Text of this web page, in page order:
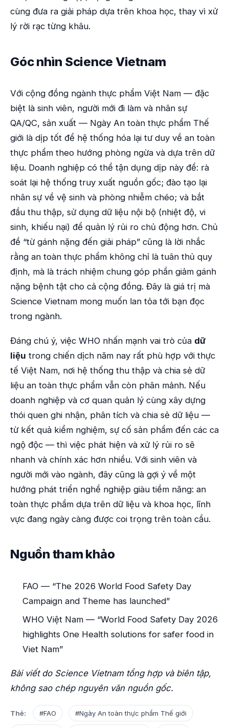
cùng đưa ra giải pháp dựa trên khoa học, thay vì xử
lý rời rạc từng khâu.
Góc nhìn Science Vietnam
Với cộng đồng ngành thực phẩm Việt Nam — đặc
biệt là sinh viên, người mới đi làm và nhân sự
QA/QC, sản xuất — Ngày An toàn thực phẩm Thế
giới là dịp tốt để hệ thống hóa lại tư duy về an toàn
thực phẩm theo hướng phòng ngừa và dựa trên dữ
liệu. Doanh nghiệp có thể tận dụng dịp này để: rà
soát lại hệ thống truy xuất nguồn gốc; đào tạo lại
nhân sự về vệ sinh và phòng nhiễm chéo; và bắt
đầu thu thập, sử dụng dữ liệu nội bộ (nhiệt độ, vi
sinh, khiếu nại) để quản lý rủi ro chủ động hơn. Chủ
đề “từ gánh nặng đến giải pháp” cũng là lời nhắc
rằng an toàn thực phẩm không chỉ là tuân thủ quy
định, mà là trách nhiệm chung góp phần giảm gánh
nặng bệnh tật cho cả cộng đồng. Đây là giá trị mà
Science Vietnam mong muốn lan tỏa tới bạn đọc
trong ngành.
Đáng chú ý, việc WHO nhấn mạnh vai trò của dữ
liệu trong chiến dịch năm nay rất phù hợp với thực
tế Việt Nam, nơi hệ thống thu thập và chia sẻ dữ
liệu an toàn thực phẩm vẫn còn phân mảnh. Nếu
doanh nghiệp và cơ quan quản lý cùng xây dựng
thói quen ghi nhận, phân tích và chia sẻ dữ liệu —
từ kết quả kiểm nghiệm, sự cố sản phẩm đến các ca
ngộ độc — thì việc phát hiện và xử lý rủi ro sẽ
nhanh và chính xác hơn nhiều. Với sinh viên và
người mới vào ngành, đây cũng là gợi ý về một
hướng phát triển nghề nghiệp giàu tiềm năng: an
toàn thực phẩm dựa trên dữ liệu và khoa học, lĩnh
vực đang ngày càng được coi trọng trên toàn cầu.
Nguồn tham khảo
FAO — “The 2026 World Food Safety Day
Campaign and Theme has launched”
WHO Việt Nam — “World Food Safety Day 2026
highlights One Health solutions for safer food in
Viet Nam”
Bài viết do Science Vietnam tổng hợp và biên tập,
không sao chép nguyên văn nguồn gốc.
Thẻ: #FAO #Ngày An toàn thực phẩm Thế giới